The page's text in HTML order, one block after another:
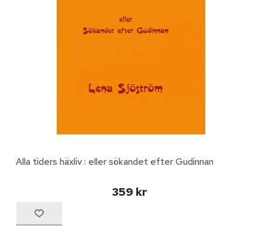
Alla tiders häxliv : eller sökandet efter Gudinnan
359 kr